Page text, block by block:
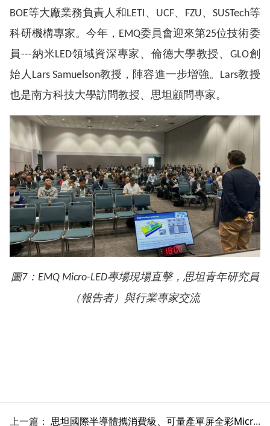
BOE等大廠業務負責人和LETI、UCF、FZU、SUSTech等
科研機構專家。今年，EMQ委員會迎來第25位技術委
員---納米LED領域資深專家、倫德大學教授、GLO創
始人Lars Samuelson教授，陣容進一步增強。Lars教授
也是南方科技大學訪問教授、思坦顧問專家。
圖7：EMQ Micro-LED專場現場直擊，思坦青年研究員
（報告者）與行業專家交流
上一篇： 思坦國際半導體攜消費級、可量產單屏全彩Micro-LED模組亮相Touch Taiwan 2023